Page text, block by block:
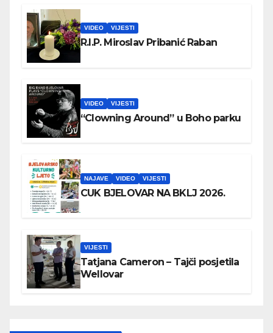
VIDEO VIJESTI
R.I.P. Miroslav Pribanić Raban
VIDEO VIJESTI
“Clowning Around” u Boho parku
NAJAVE VIDEO VIJESTI
CUK BJELOVAR NA BKLJ 2026.
VIJESTI
Tatjana Cameron – Tajči posjetila
Wellovar